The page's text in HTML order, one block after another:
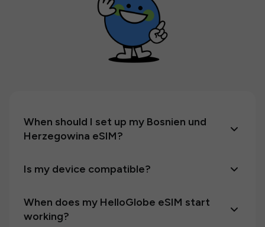
When should I set up my Bosnien und
Herzegowina eSIM?
Is my device compatible?
When does my HelloGlobe eSIM start
working?